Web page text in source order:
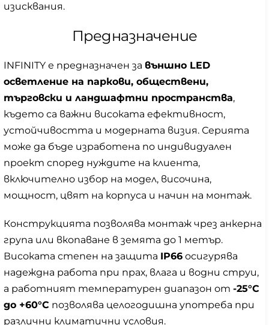
изисквания.
Предназначение
INFINITY е предназначен за външно LED
осветление на паркови, обществени,
търговски и ландшафтни пространства,
където са важни високата ефективност,
устойчивостта и модерната визия. Серията
може да бъде изработена по индивидуален
проект според нуждите на клиента,
включително избор на модел, височина,
мощност, цвят на корпуса и начин на монтаж.
Конструкцията позволява монтаж чрез анкерна
група или вкопаване в земята до 1 метър.
Високата степен на защита IP66 осигурява
надеждна работа при прах, влага и водни струи,
а работният температурен диапазон от -25°C
до +60°C позволява целогодишна употреба при
различни климатични условия.